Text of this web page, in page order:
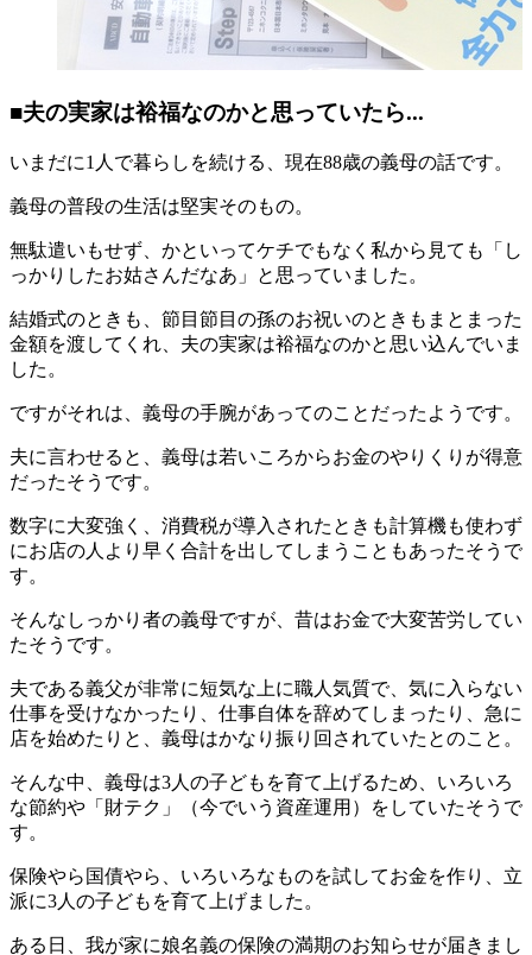
■夫の実家は裕福なのかと思っていたら...
いまだに1人で暮らしを続ける、現在88歳の義母の話です。
義母の普段の生活は堅実そのもの。
無駄遣いもせず、かといってケチでもなく私から見ても「し
っかりしたお姑さんだなあ」と思っていました。
結婚式のときも、節目節目の孫のお祝いのときもまとまった
金額を渡してくれ、夫の実家は裕福なのかと思い込んでいま
した。
ですがそれは、義母の手腕があってのことだったようです。
夫に言わせると、義母は若いころからお金のやりくりが得意
だったそうです。
数字に大変強く、消費税が導入されたときも計算機も使わず
にお店の人より早く合計を出してしまうこともあったそうで
す。
そんなしっかり者の義母ですが、昔はお金で大変苦労してい
たそうです。
夫である義父が非常に短気な上に職人気質で、気に入らない
仕事を受けなかったり、仕事自体を辞めてしまったり、急に
店を始めたりと、義母はかなり振り回されていたとのこと。
そんな中、義母は3人の子どもを育て上げるため、いろいろ
な節約や「財テク」（今でいう資産運用）をしていたそうで
す。
保険やら国債やら、いろいろなものを試してお金を作り、立
派に3人の子どもを育て上げました。
ある日、我が家に娘名義の保険の満期のお知らせが届きまし